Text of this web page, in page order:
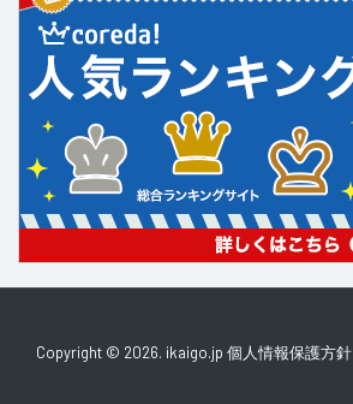
Copyright © 2026. ikaigo.jp 個人情報保護方針